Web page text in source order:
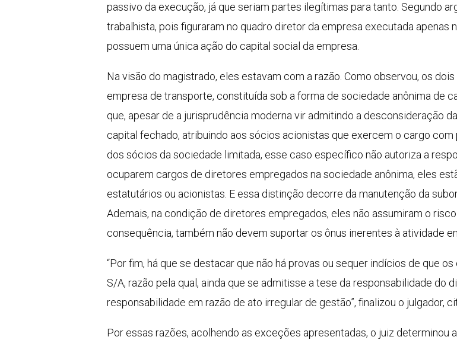
passivo da execução, já que seriam partes ilegítimas para tanto. Segundo
trabalhista, pois figuraram no quadro diretor da empresa executada
possuem uma única ação do capital social da empresa.
Na visão do magistrado, eles estavam com a razão. Como observou, os
empresa de transporte, constituída sob a forma de sociedade anônima de
que, apesar de a jurisprudência moderna vir admitindo a desconsideração
capital fechado, atribuindo aos sócios acionistas que exercem o cargo
dos sócios da sociedade limitada, esse caso específico não autoriza a
ocuparem cargos de diretores empregados na sociedade anônima, eles
estatutários ou acionistas. E essa distinção decorre da manutenção da
Ademais, na condição de diretores empregados, eles não assumiram o
consequência, também não devem suportar os ônus inerentes à atividade
“Por fim, há que se destacar que não há provas ou sequer indícios de que
S/A, razão pela qual, ainda que se admitisse a tese da responsabilidade do
responsabilidade em razão de ato irregular de gestão”, finalizou o julgador,
Por essas razões, acolhendo as exceções apresentadas, o juiz